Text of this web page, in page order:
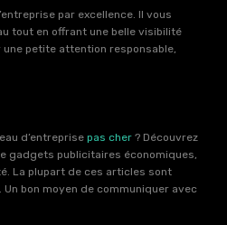
par excellence. Il vous
tout en offrant une belle visibilité
petite attention responsable,
d’entreprise pas cher ? Découvrez
gadgets publicitaires économiques,
La plupart de ces articles sont
Un bon moyen de communiquer avec